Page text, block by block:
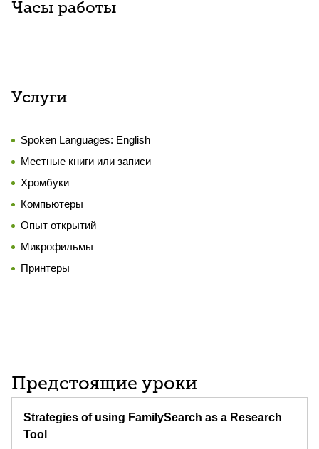
Часы работы
Услуги
Spoken Languages: English
Местные книги или записи
Хромбуки
Компьютеры
Опыт открытий
Микрофильмы
Принтеры
Предстоящие уроки
Strategies of using FamilySearch as a Research
Tool